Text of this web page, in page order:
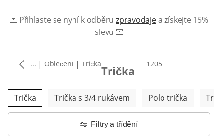
💌 Přihlaste se nyní k odběru zpravodajea získejte 15%
slevu 💌
... | Oblečení | TričkaTrička produktů
1205
Přeskočit další kategorie
Trička Trička s 3/4 rukávem Polo trička
Filtry a třídění